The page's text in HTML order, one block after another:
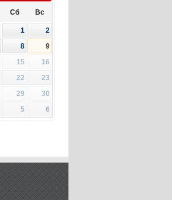
Сб Вс
1
2
8
9
15
16
22
23
29
30
5 6